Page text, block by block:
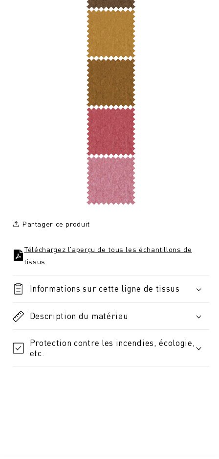
Partager ce produit
Téléchargez l'aperçu de tous les échantillons de
tissus
Informations sur cette ligne de tissus
Description du matériau
Protection contre les incendies, écologie,
etc.